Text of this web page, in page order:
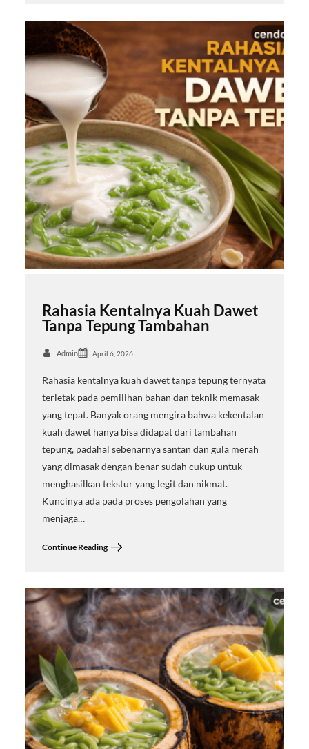
Rahasia Kentalnya Kuah Dawet
Tanpa Tepung Tambahan
Admin April 6, 2026
Rahasia kentalnya kuah dawet tanpa tepung ternyata
terletak pada pemilihan bahan dan teknik memasak
yang tepat. Banyak orang mengira bahwa kekentalan
kuah dawet hanya bisa didapat dari tambahan
tepung, padahal sebenarnya santan dan gula merah
yang dimasak dengan benar sudah cukup untuk
menghasilkan tekstur yang legit dan nikmat.
Kuncinya ada pada proses pengolahan yang
menjaga…
Continue Reading